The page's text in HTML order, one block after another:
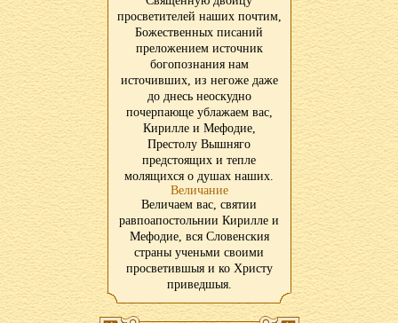
просветителей наших почтим,
Божественных писаний
преложением источник
богопознания нам
источивших, из негоже даже
до днесь неоскудно
почерпающе ублажаем вас,
Кирилле и Мефодие,
Престолу Вышняго
предстоящих и тепле
молящихся о душах наших.
Величание
Величаем вас, святии
равпоапостольнии Кирилле и
Мефодие, вся Словенския
страны ученьми своими
просветившыя и ко Христу
приведшыя.